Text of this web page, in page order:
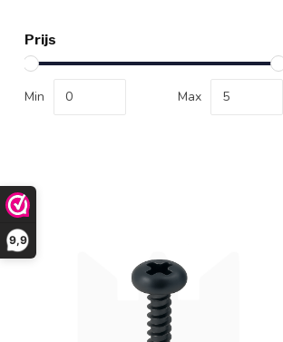
9,9
Prijs
Min Max